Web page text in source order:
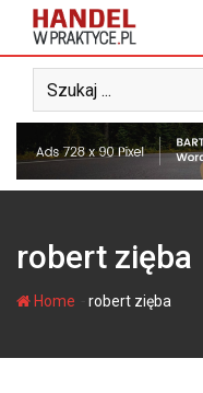
content
robert zięba
Home robert zięba